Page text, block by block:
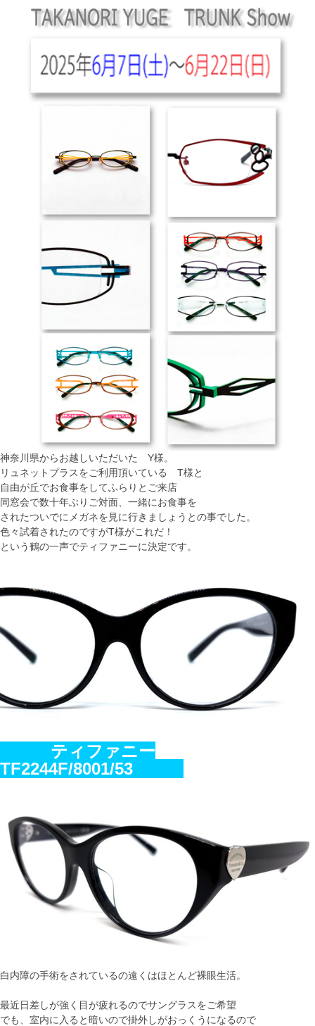
神奈川県からお越しいただいた Y様。
リュネットプラスをご利用頂いている T様と
自由が丘でお食事をしてふらりとご来店
同窓会で数十年ぶりご対面、一緒にお食事を
されたついでにメガネを見に行きましょうとの事でした。
色々試着されたのですがT様がこれだ！
という鶴の一声でティファニーに決定です。
ティファニー
TF2244F/8001/53
白内障の手術をされているの遠くはほとんど裸眼生活。
最近日差しが強く目が疲れるのでサングラスをご希望
でも、室内に入ると暗いので掛外しがおっくうになるので